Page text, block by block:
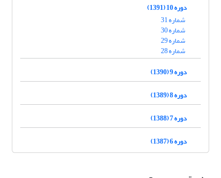
دوره 10 (1391)
شماره 31
شماره 30
شماره 29
شماره 28
دوره 9 (1390)
دوره 8 (1389)
دوره 7 (1388)
دوره 6 (1387)